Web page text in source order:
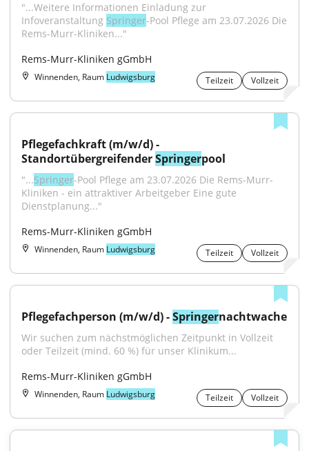
"...Weitere Informationen Einladung zur
Infoveranstaltung Springer-Pool Pflege am 23.07.2026 Die
Rems-Murr-Kliniken..."
Rems-Murr-Kliniken gGmbH
Winnenden, Raum Ludwigsburg Teilzeit Vollzeit
Pflegefachkraft (m/w/d) -
Standortübergreifender Springerpool
"...Springer-Pool Pflege am 23.07.2026 Die Rems-Murr-
Kliniken - ein attraktiver Arbeitgeber Eine gute
Dienstplanung..."
Rems-Murr-Kliniken gGmbH
Winnenden, Raum Ludwigsburg Teilzeit Vollzeit
Pflegefachperson (m/w/d) - Springernachtwache
Wir suchen zum nächstmöglichen Zeitpunkt in Vollzeit
oder Teilzeit (mind. 60 %) für unser Klinikum...
Rems-Murr-Kliniken gGmbH
Winnenden, Raum Ludwigsburg Teilzeit Vollzeit